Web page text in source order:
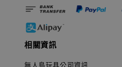
相關資訊
無人島玩具公司資訊